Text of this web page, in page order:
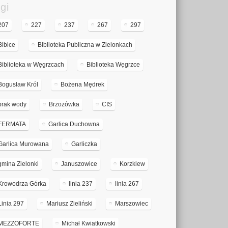
227 237 267 297
Biblioteka Publiczna w Zielonkach
w Węgrzcach Biblioteka Węgrzce
Król Bożena Mędrek
wody Brzozówka CIS
Garlica Duchowna
Murowana Garliczka
Zielonki Januszowice Korzkiew
Górka linia 237 linia 267
297 Mariusz Zieliński Marszowiec
Michał Kwiatkowski